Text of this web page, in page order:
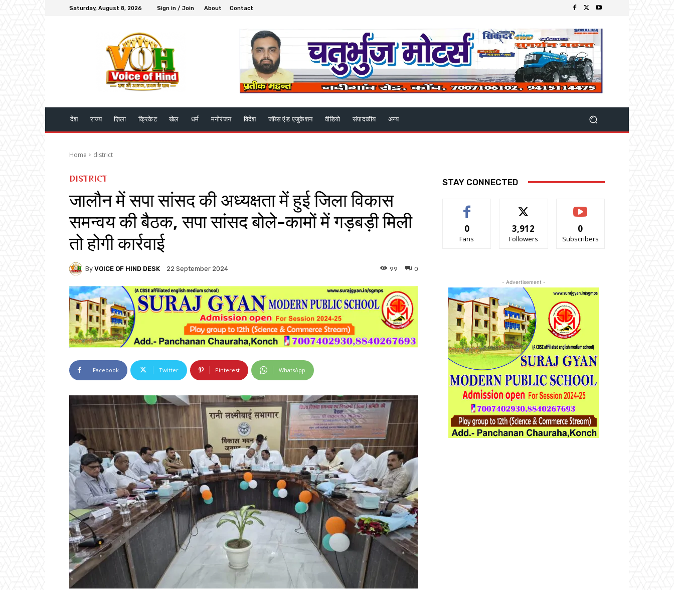
Saturday, August 8, 2026 Sign in / Join About Contact
देश राज्य ज़िला क्रिकेट खेल धर्म मनोरंजन विदेश जॉब्स एंड एजुकेशन वीडियो संपादकीय अन्य
Home district
DISTRICT
जालौन में सपा सांसद की अध्यक्षता में हुई जिला विकास
समन्वय की बैठक, सपा सांसद बोले-कामों में गड़बड़ी मिली
तो होगी कार्रवाई
By VOICE OF HIND DESK 22 September 2024 0
99
Facebook Twitter Pinterest WhatsApp
STAY CONNECTED
0
Fans
3,912
Followers
0
Subscribers
- Advertisement -